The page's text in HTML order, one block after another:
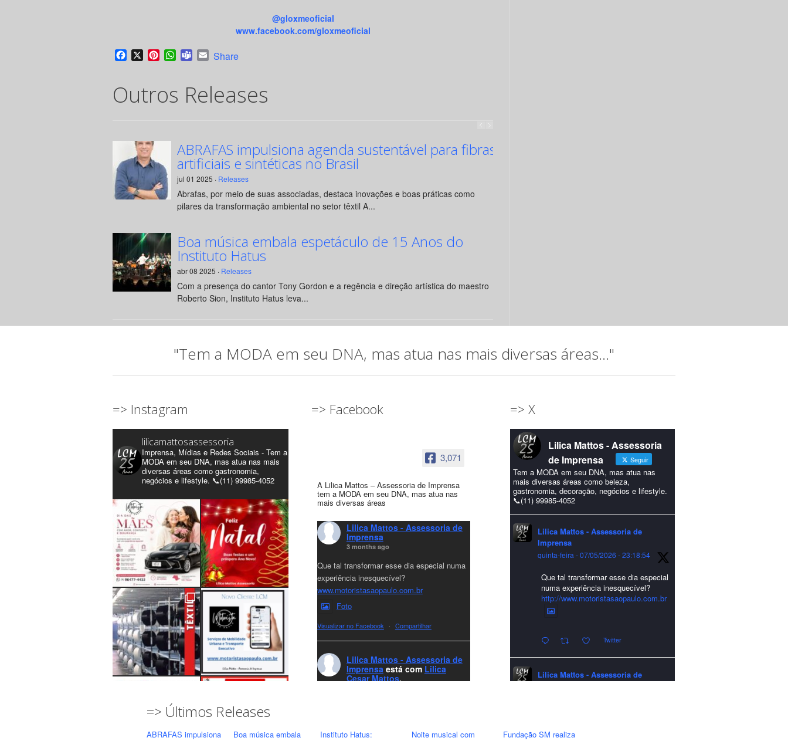
@gloxmeoficial
www.facebook.com/gloxmeoficial
Facebook
X PinterestWhatsApp
TeamsEmail
Share
Outros Releases
ABRAFAS impulsiona agenda sustentável para fibras
artificiais e sintéticas no Brasil
jul 01 2025 · Releases
Abrafas, por meio de suas associadas, destaca inovações e boas práticas como
pilares da transformação ambiental no setor têxtil A...
Boa música embala espetáculo de 15 Anos do
Instituto Hatus
abr 08 2025 · Releases
Com a presença do cantor Tony Gordon e a regência e direção artística do maestro
Roberto Sion, Instituto Hatus leva...
"Tem a MODA em seu DNA, mas atua nas mais diversas áreas..."
=> Instagram
lilicamattosassessoria
Imprensa, Mídias e Redes Sociais - Tem a
MODA em seu DNA, mas atua nas mais
diversas áreas como gastronomia,
negócios e lifestyle. 📞(11) 99985-4052
=> Facebook
3,071
A Lilica Mattos – Assessoria de Imprensa
tem a MODA em seu DNA, mas atua nas
mais diversas áreas
Lilica Mattos - Assessoria de
Imprensa
3 months ago
Que tal transformar esse dia especial numa
experiência inesquecível?
www.motoristasaopaulo.com.br
Foto
Visualizar no Facebook · Compartilhar
Lilica Mattos - Assessoria de
Imprensa está com Lilica
Cesar Mattos.
realizações para todos clientes, jornalistas e
=> X
Lilica Mattos - Assessoria
de Imprensa
Seguir
Tem a MODA em seu DNA, mas atua nas
mais diversas áreas como beleza,
gastronomia, decoração, negócios e lifestyle.
📞(11) 99985-4052
Lilica Mattos - Assessoria de
Imprensa
quinta-feira - 07/05/2026 - 23:18:54
Que tal transformar esse dia especial
numa experiência inesquecível?
http://www.motoristasaopaulo.com.br
Twitter
Lilica Mattos - Assessoria de
excelente Natal e um 2026 repleto de
=> Últimos Releases
ABRAFAS impulsiona
Boa música embala
Instituto Hatus:
Noite musical com
Fundação SM realiza